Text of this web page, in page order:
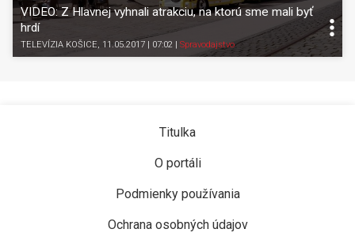
VIDEO: Z Hlavnej vyhnali atrakciu, na ktorú sme mali byť
hrdí
TELEVÍZIA KOŠICE, 11.05.2017 | 07:02 Spravodajstvo
Titulka
O portáli
Podmienky používania
Ochrana osobných údajov